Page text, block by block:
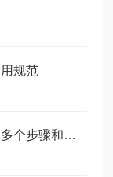
规范
高精度直流功率分析仪的工作原理涉及多个步骤和功能